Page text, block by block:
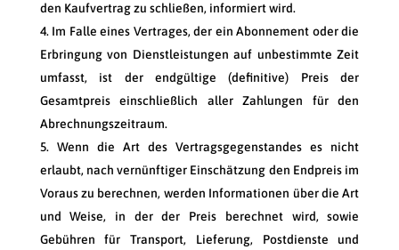
den Kaufvertrag zu schließen, informiert wird.
Im Falle eines Vertrages, der ein Abonnement oder die
Erbringung von Dienstleistungen auf unbestimmte Zeit
umfasst, ist der endgültige (definitive) Preis der
Gesamtpreis einschließlich aller Zahlungen für den
Abrechnungszeitraum.
Wenn die Art des Vertragsgegenstandes es nicht
erlaubt, nach vernünftiger Einschätzung den Endpreis im
Voraus zu berechnen, werden Informationen über die Art
und Weise, in der der Preis berechnet wird, sowie
Gebühren für Transport, Lieferung, Postdienste und